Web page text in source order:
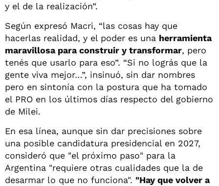
y el de la realización”.
Según expresó Macri, “las cosas hay que
hacerlas realidad, y el poder es una herramienta
maravillosa para construir y transformar, pero
tenés que usarlo para eso”. “Si no lográs que la
gente viva mejor…”, insinuó, sin dar nombres
pero en sintonía con la postura que ha tomado
el PRO en los últimos días respecto del gobierno
de Milei.
En esa línea, aunque sin dar precisiones sobre
una posible candidatura presidencial en 2027,
consideró que "el próximo paso" para la
Argentina "requiere otras cualidades que la de
desarmar lo que no funciona". "Hay que volver a